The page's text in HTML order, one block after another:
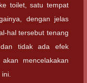
toilet, satu tempat
dengan jelas
hal tersebut tenang
tidak ada efek
mencelakakan